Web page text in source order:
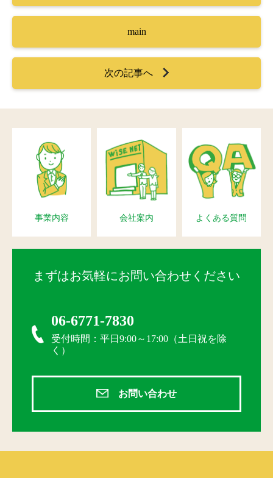
main
次の記事へ
事業内容 会社案内 よくある質問
まずはお気軽にお問い合わせください
06-6771-7830
受付時間：平日9:00～17:00（土日祝を除
く）
お問い合わせ